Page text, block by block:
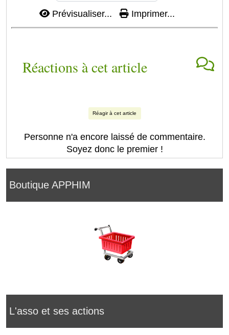
Boutique APPHIM
L'asso et ses actions
Prévisualiser... Imprimer...
Réactions à cet article
Réagir à cet article
Personne n'a encore laissé de commentaire.
Soyez donc le premier !